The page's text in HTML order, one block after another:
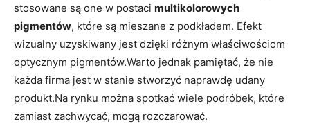
stosowane są one w postaci multikolorowych
pigmentów, które są mieszane z podkładem. Efekt
wizualny uzyskiwany jest dzięki różnym właściwościom
optycznym pigmentów.Warto jednak pamiętać, że nie
każda firma jest w stanie stworzyć naprawdę udany
produkt.Na rynku można spotkać wiele podróbek, które
zamiast zachwycać, mogą rozczarować.